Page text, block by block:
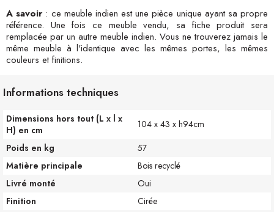
A savoir : ce meuble indien est une pièce unique ayant sa propre
référence. Une fois ce meuble vendu, sa fiche produit sera
remplacée par un autre meuble indien. Vous ne trouverez jamais le
même meuble à l'identique avec les mêmes portes, les mêmes
couleurs et finitions.
Informations techniques
Dimensions hors tout (L x l x
H) en cm
104 x 43 x h94cm
Poids en kg
57
Matière principale
Bois recyclé
Livré monté
Oui
Finition
Cirée